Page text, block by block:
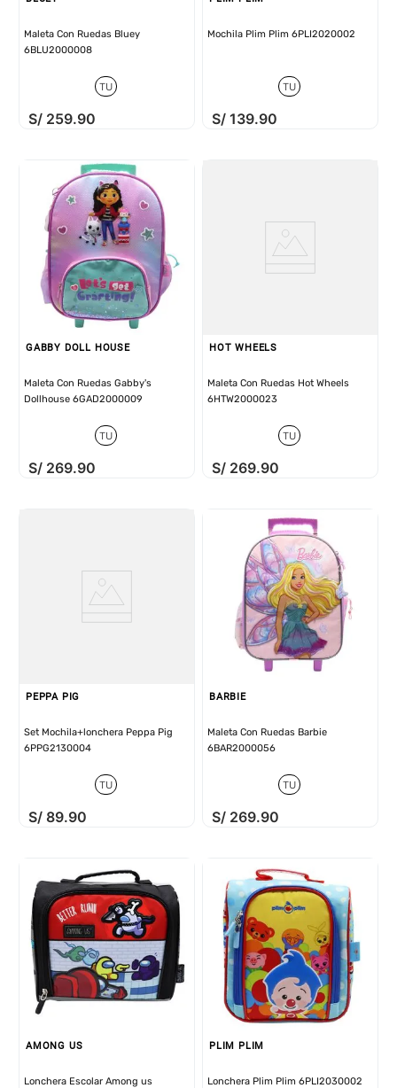
Maleta Con Ruedas Bluey
6BLU2000008
TU
S/ 259.90
Mochila Plim Plim 6PLI2020002
TU
S/ 139.90
GABBY DOLL HOUSE
Maleta Con Ruedas Gabby's
Dollhouse 6GAD2000009
TU
S/ 269.90
HOT WHEELS
Maleta Con Ruedas Hot Wheels
6HTW2000023
TU
S/ 269.90
PEPPA PIG
Set Mochila+lonchera Peppa Pig
6PPG2130004
TU
S/ 89.90
BARBIE
Maleta Con Ruedas Barbie
6BAR2000056
TU
S/ 269.90
AMONG US
Lonchera Escolar Among us
PLIM PLIM
Lonchera Plim Plim 6PLI2030002